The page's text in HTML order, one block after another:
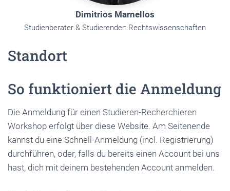
Dimitrios Marnellos
Studienberater & Studierender: Rechtswissenschaften
Standort
So funktioniert die Anmeldung
Die Anmeldung für einen Studieren-Recherchieren
Workshop erfolgt über diese Website. Am Seitenende
kannst du eine Schnell-Anmeldung (incl. Registrierung)
durchführen, oder, falls du bereits einen Account bei uns
hast, dich mit deinem bestehenden Account anmelden.